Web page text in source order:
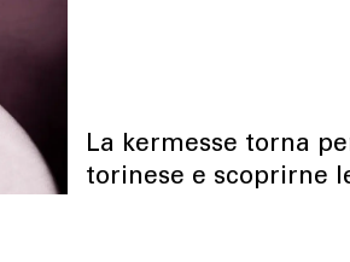
La kermesse torna
torinese e scoprirne